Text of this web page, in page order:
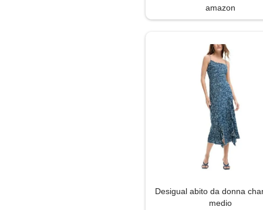
amazon
Desigual abito da donna
medio